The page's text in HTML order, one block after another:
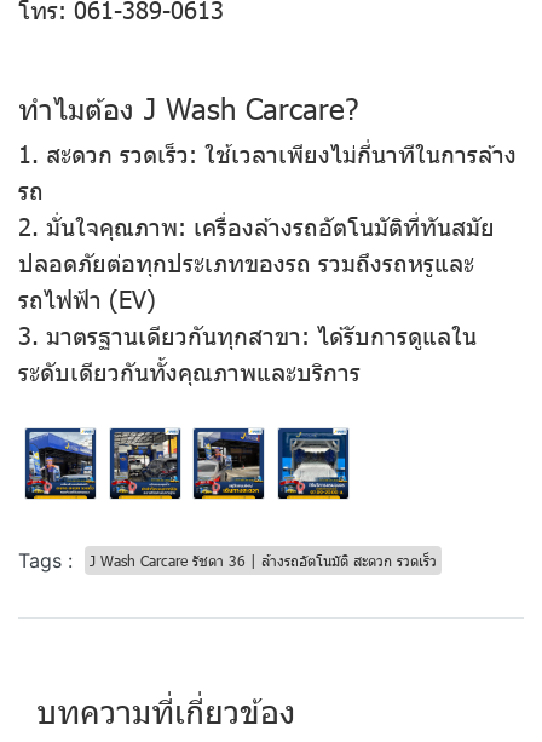
โทร: 061-389-0613
ทำไมต้อง J Wash Carcare?
1. สะดวก รวดเร็ว: ใช้เวลาเพียงไม่กี่นาทีในการล้าง
รถ
2. มั่นใจคุณภาพ: เครื่องล้างรถอัตโนมัติที่ทันสมัย
ปลอดภัยต่อทุกประเภทของรถ รวมถึงรถหรูและ
รถไฟฟ้า (EV)
3. มาตรฐานเดียวกันทุกสาขา: ได้รับการดูแลใน
ระดับเดียวกันทั้งคุณภาพและบริการ
Tags : J Wash Carcare รัชดา 36 | ล้างรถอัตโนมัติ สะดวก รวดเร็ว
บทความที่เกี่ยวข้อง